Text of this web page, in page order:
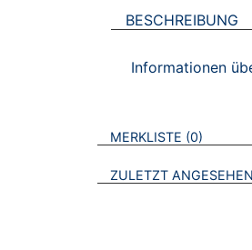
BESCHREIBUNG
Informationen
VERWEISE AUF
MERKLISTE 0
ZULETZT ANGESEHEN